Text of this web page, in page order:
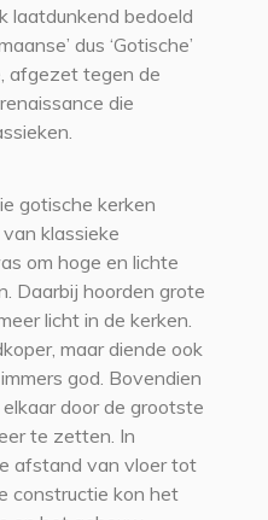
laatdunkend bedoeld
dus ‘Gotische’
afgezet tegen de
renaissance die
gotische kerken
klassieke
om hoge en lichte
Daarbij hoorden grote
licht in de kerken.
maar diende ook
god. Bovendien
door de grootste
te zetten. In
afstand van vloer tot
constructie kon het